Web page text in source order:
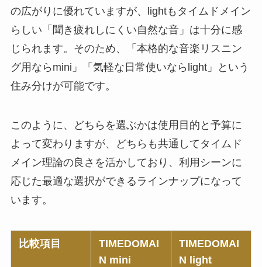
の広がりに優れていますが、lightもタイムドメイン
らしい「聞き疲れしにくい自然な音」は十分に感
じられます。そのため、「本格的な音楽リスニン
グ用ならmini」「気軽な日常使いならlight」という
住み分けが可能です。
このように、どちらを選ぶかは使用目的と予算に
よって変わりますが、どちらも共通してタイムド
メイン理論の良さを活かしており、利用シーンに
応じた最適な選択ができるラインナップになって
います。
比較項目
TIMEDOMAI
N mini
TIMEDOMAI
N light